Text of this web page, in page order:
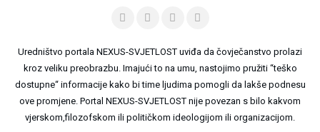
Uredništvo portala NEXUS-SVJETLOST uviđa da čovječanstvo prolazi
kroz veliku preobrazbu. Imajući to na umu, nastojimo pružiti “teško
dostupne“ informacije kako bi time ljudima pomogli da lakše podnesu
ove promjene. Portal NEXUS-SVJETLOST nije povezan s bilo kakvom
vjerskom,filozofskom ili političkom ideologijom ili organizacijom.